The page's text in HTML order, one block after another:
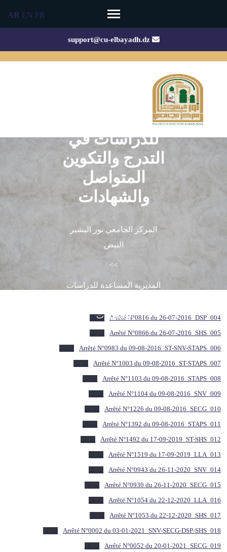
(Press
support@cu-elbayadh.dz
للدراسات في
التدرج والتكوين
المتواصل
والشهادات
المركز الجامعي نور البشير
البيض
>>
المديرية المساعدة للدراسات
والشهادات
004_Arrêté N°0816 du 26-07-2016_DSP تنزيل
005_Arrêté N°0866 du 26-07-2016_SHS تنزيل
006_Arrêté N°0983 du 09-08-2016_ST-SNV-STAPS تنزيل
007_Arrêté N°1003 du 09-08-2016_ST-STAPS تنزيل
008_Arrêté N°1103 du 09-08-2016_STAPS تنزيل
009_Arrêté N°1104 du 09-08-2016_SNV تنزيل
010_Arrêté N°1226 du 09-08-2016_SECG تنزيل
011_Arrêté N°1392 du 09-08-2016_STAPS تنزيل
012_Arrêté N°1492 du 17-09-2019_ST-SHS تنزيل
013_Arrêté N°1519 du 17-09-2019_LLA تنزيل
014_Arrêté N°0943 du 26-11-2020_SNV تنزيل
015_Arrêté N°0930 du 26-11-2020_SECG تنزيل
016_Arrêté N°1054 du 22-12-2020_LLA تنزيل
017_Arrêté N°1053 du 22-12-2020_SHS تنزيل
018_Arrêté N°0002 du 03-01-2021_SNV-SECG-DSP-SHS تنزيل
019_Arrêté N°0052 du 20-01-2021_SECG تنزيل
AR EN FR